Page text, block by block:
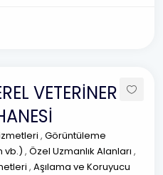
VETERİNER
, Görüntüleme
vb.) , Özel Uzmanlık Alanları ,
, Aşılama ve Koruyucu